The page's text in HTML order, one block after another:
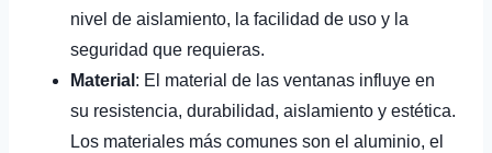
nivel de aislamiento, la facilidad de uso y la
seguridad que requieras.
Material : El material de las ventanas influye en
su resistencia, durabilidad, aislamiento y estética.
Los materiales más comunes son el aluminio, el